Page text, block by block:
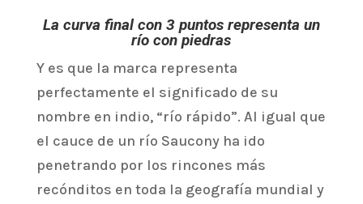
La curva final con 3 puntos representa un
río con piedras
Y es que la marca representa
perfectamente el significado de su
nombre en indio, “río rápido”. Al igual que
el cauce de un río Saucony ha ido
penetrando por los rincones más
recónditos en toda la geografía mundial y